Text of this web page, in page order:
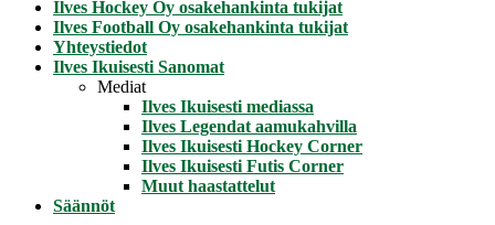
Ilves Hockey Oy osakehankinta tukijat
Ilves Football Oy osakehankinta tukijat
Yhteystiedot
Ilves Ikuisesti Sanomat
Mediat
Ilves Ikuisesti mediassa
Ilves Legendat aamukahvilla
Ilves Ikuisesti Hockey Corner
Ilves Ikuisesti Futis Corner
Muut haastattelut
Säännöt